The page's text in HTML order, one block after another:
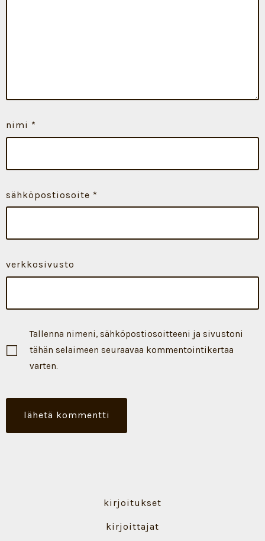
nimi *
sähköpostiosoite *
verkkosivusto
Tallenna nimeni, sähköpostiosoitteeni ja sivustoni
tähän selaimeen seuraavaa kommentointikertaa
varten.
kirjoitukset
kirjoittajat